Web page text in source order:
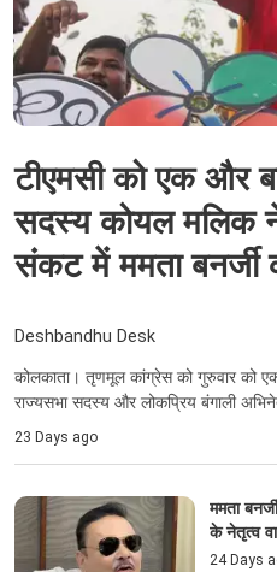
टीएमसी को एक और
सदस्य कोयल मलिक ने
संकट में ममता बनर्जी
Deshbandhu Desk
कोलकाता। तृणमूल कांग्रेस को गुरुवार को
राज्यसभा सदस्य और लोकप्रिय बंगाली
23 Days ago
ममता
के नेतृत्व
24 Days